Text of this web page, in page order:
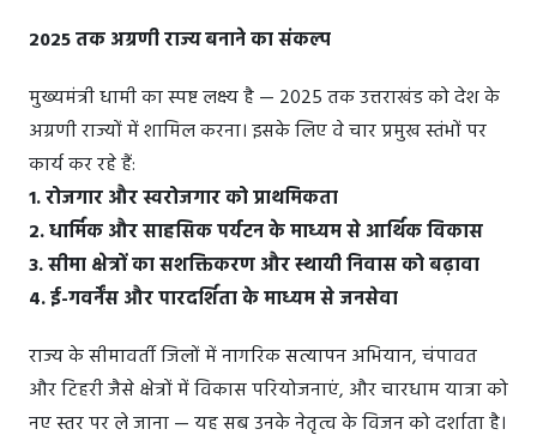
2025 तक अग्रणी राज्य बनाने का संकल्प
मुख्यमंत्री धामी का स्पष्ट लक्ष्य है — 2025 तक उत्तराखंड को देश के
अग्रणी राज्यों में शामिल करना। इसके लिए वे चार प्रमुख स्तंभों पर
कार्य कर रहे हैं:
1. रोजगार और स्वरोजगार को प्राथमिकता
2. धार्मिक और साहसिक पर्यटन के माध्यम से आर्थिक विकास
3. सीमा क्षेत्रों का सशक्तिकरण और स्थायी निवास को बढ़ावा
4. ई-गवर्नेंस और पारदर्शिता के माध्यम से जनसेवा
राज्य के सीमावर्ती जिलों में नागरिक सत्यापन अभियान, चंपावत
और टिहरी जैसे क्षेत्रों में विकास परियोजनाएं, और चारधाम यात्रा को
नए स्तर पर ले जाना — यह सब उनके नेतृत्व के विजन को दर्शाता है।